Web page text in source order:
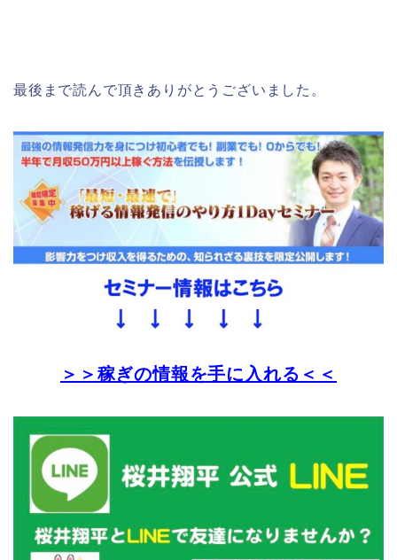
最後まで読んで頂きありがとうございました。
＞＞稼ぎの情報を手に入れる＜＜